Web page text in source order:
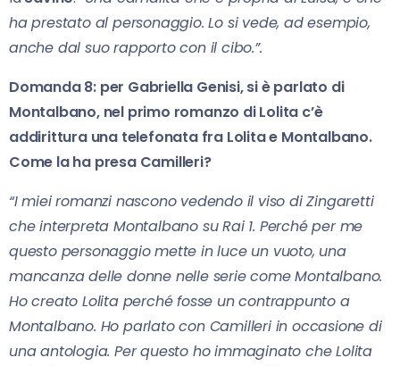
ha prestato al personaggio. Lo si vede, ad esempio,
anche dal suo rapporto con il cibo.”.
Domanda 8: per Gabriella Genisi, si è parlato di
Montalbano, nel primo romanzo di Lolita c’è
addirittura una telefonata fra Lolita e Montalbano.
Come la ha presa Camilleri?
“I miei romanzi nascono vedendo il viso di Zingaretti
che interpreta Montalbano su Rai 1. Perché per me
questo personaggio mette in luce un vuoto, una
mancanza delle donne nelle serie come Montalbano.
Ho creato Lolita perché fosse un contrappunto a
Montalbano. Ho parlato con Camilleri in occasione di
una antologia. Per questo ho immaginato che Lolita